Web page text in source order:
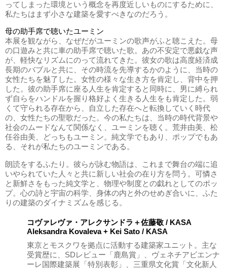
ってしまった環境という概念を再度近しいものにするために、
私たちはまず小さな建築を愛すべきなのだろう。
母の助手席で聴いたユーミン
本展を観ながら、なぜだがユーミンの歌声がふと聴こえた。母
の口遊みと共に車の助手席で聴いた歌。あの不安定で悪戯な声
が、軽快なリズムにのって流れてきた。彼女の歌は高度経済成
長期のバブルと共に、その時流を先導するかのように、当時の
女性たちを魅了した。女性の様々な生き方を肯定し、背中を押
した。彼の助手席に座る人生を肯定すると同時に、男に縛られ
ず自らをハンドルを握り格好よく生きる人生をも肯定した。弱
くて守られる存在から、自立した存在へと転換していく時代
の、女性たちの聖歌だった。今の私たちは、当時の時代背景や
社会のムードなんて関係なく、ユーミンを聴く。荒井由美、松
任谷由美、どっちもユーミン。純文学でもあり、ポップでもあ
る、それが私たちのユーミンである。
朗読をするふたり。彼らが詠む物語は、これまで舞台の端に追
いやられていた人々と共に新しい社会の在り方を問う。可憐さ
と新鮮さをもった純文学と、物理や制度との戯れとしてのポッ
プ。心の詩と宇宙の科学、身体の内と外のせめぎ合いに、ふた
りの建築のダイナミズムを感じる。
コヴァレヴァ・アレクサンドラ＋佐藤敬 / KASA
Aleksandra Kovaleva + Kei Sato / KASA
東京とモスクワを拠点に活動する建築家ユニット。主な
受賞歴に、SDレビュー「鹿島賞」、ヴェネチアビエンナ
ーレ国際建築展「特別表彰」、三重県文化賞「文化新人